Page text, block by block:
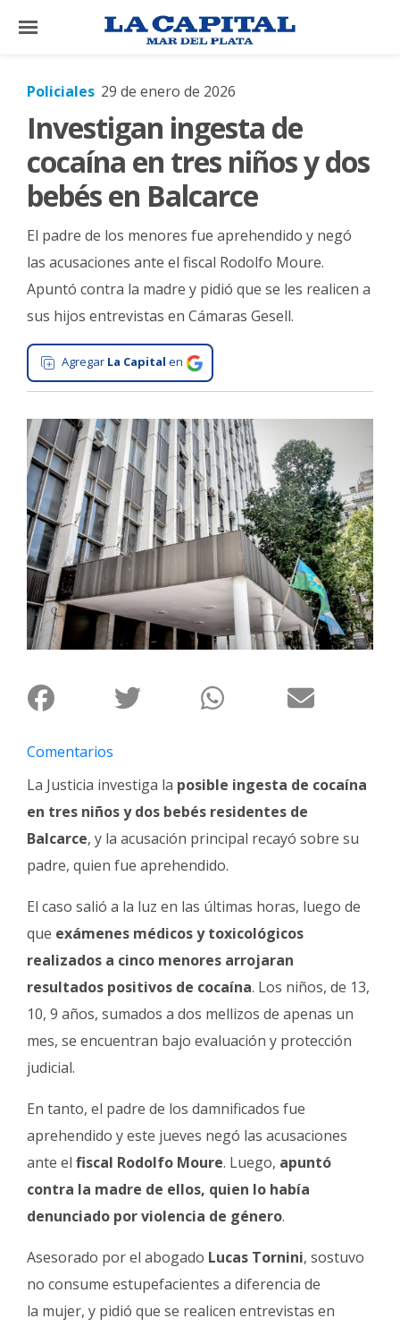
×
El
Mundo
La
Zona
Cultura
Tecnología
Gastronomía
Salud
Interés
General
La
Ciudad
Deportes
Arte
y
Espectáculos
Policiales
Fotos
Familia
Clasificados
Fúnebres
Policiales 29 de enero de 2026
Investigan ingesta de
cocaína en tres niños y dos
bebés en Balcarce
El padre de los menores fue aprehendido y negó
las acusaciones ante el fiscal Rodolfo Moure.
Apuntó contra la madre y pidió que se les realicen a
sus hijos entrevistas en Cámaras Gesell.
Agregar La Capital en
Comentarios
La Justicia investiga la posible ingesta de cocaína
en tres niños y dos bebés residentes de
Balcarce, y la acusación principal recayó sobre su
padre, quien fue aprehendido.
El caso salió a la luz en las últimas horas, luego de
que exámenes médicos y toxicológicos
realizados a cinco menores arrojaran
resultados positivos de cocaína. Los niños, de 13,
10, 9 años, sumados a dos mellizos de apenas un
mes, se encuentran bajo evaluación y protección
judicial.
En tanto, el padre de los damnificados fue
aprehendido y este jueves negó las acusaciones
ante el fiscal Rodolfo Moure. Luego, apuntó
contra la madre de ellos, quien lo había
denunciado por violencia de género.
Asesorado por el abogado Lucas Tornini, sostuvo
no consume estupefacientes a diferencia de
la mujer, y pidió que se realicen entrevistas en